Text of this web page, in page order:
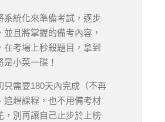
系統化來準備考試，逐步
並且將掌握的備考內容，
在考場上秒殺題目，拿到
小菜一碟！
只需要180天內完成（不再
追趕課程，也不用備考材
，別再讓自己止步於上榜